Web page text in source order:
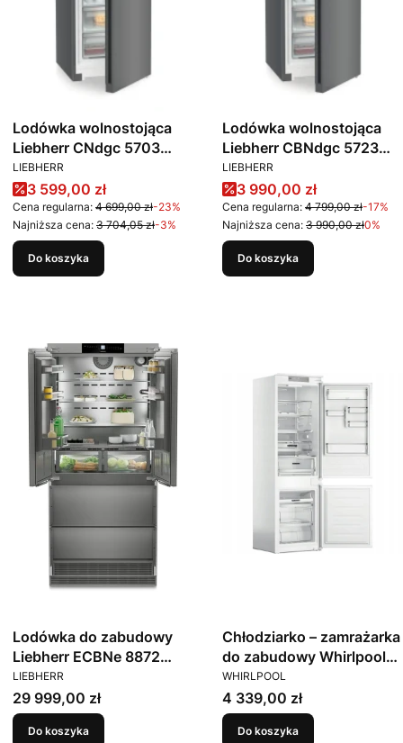
Lodówka wolnostojąca
Liebherr CNdgc 5703
Pure NoFrost
PRODUCENT
LIEBHERR
Cena promocyjna
3 599,00 zł
Cena regularna: 4 699,00 zł-23%
Najniższa cena: 3 704,05 zł-3%
Do koszyka
Lodówka wolnostojąca
Liebherr CBNdgc 5723
Plus BioFresh NoFrost
PRODUCENT
LIEBHERR
Cena promocyjna
3 990,00 zł
Cena regularna: 4 799,00 zł-17%
Najniższa cena: 3 990,00 zł0%
Do koszyka
Lodówka do zabudowy
Liebherr ECBNe 8872
BioFresh NoFrost
PRODUCENT
LIEBHERR
Cena
29 999,00 zł
Do koszyka
Chłodziarko – zamrażarka
do zabudowy Whirlpool
WHC18 T574 P
PRODUCENT
WHIRLPOOL
Cena
4 339,00 zł
Do koszyka